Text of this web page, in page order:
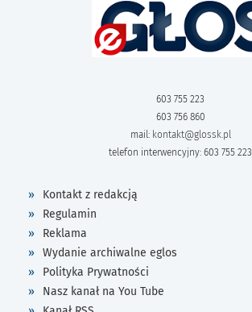
603 755 223
603 756 860
mail: kontakt@glossk.pl
telefon interwencyjny: 603 755 223
Kontakt z redakcją
Regulamin
Reklama
Wydanie archiwalne eglos
Polityka Prywatności
Nasz kanał na You Tube